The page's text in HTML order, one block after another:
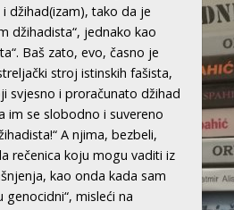
džihad(izam), tako da je
džihadista“, jednako kao
Baš zato, evo, časno je
stroj istinskih fašista,
svjesno i proračunato džihad
im se slobodno i suvereno
A njima, bezbeli,
rečenica koju mogu vaditi iz
kao onda kada sam
genocidni“, misleći na